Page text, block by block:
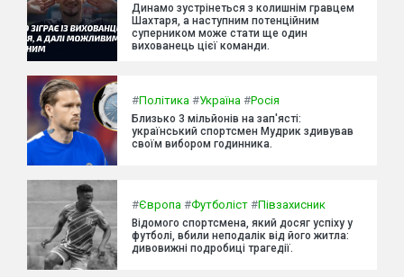
Динамо зустрінеться з колишнім гравцем
Шахтаря, а наступним потенційним
суперником може стати ще один
вихованець цієї команди.
#Політика #Україна #Росія
Близько 3 мільйонів на зап'ясті:
український спортсмен Мудрик здивував
своїм вибором годинника.
#Європа #Футболіст #Півзахисник
Відомого спортсмена, який досяг успіху у
футболі, вбили неподалік від його житла:
дивовижні подробиці трагедії.